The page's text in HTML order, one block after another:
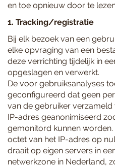
en toe opnieuw door te
1. Tracking/registratie
Bij elk bezoek van een
elke opvraging van een
deze verrichting tijdelijk in
opgeslagen en verwerkt.
De voor gebruiksanalyses
geconfigureerd dat geen
van de gebruiker
IP-adres geanonimiseerd
gemonitord kunnen
octet van het IP-adres op
draait op eigen servers in
netwerkzone in Nederland,